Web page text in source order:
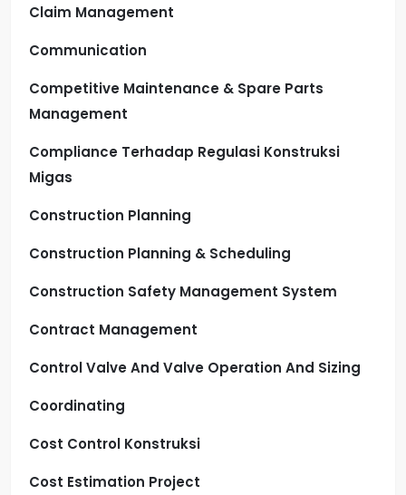
Claim Management
Communication
Competitive Maintenance & Spare Parts
Management
Compliance Terhadap Regulasi Konstruksi
Migas
Construction Planning
Construction Planning & Scheduling
Construction Safety Management System
Contract Management
Control Valve And Valve Operation And Sizing
Coordinating
Cost Control Konstruksi
Cost Estimation Project